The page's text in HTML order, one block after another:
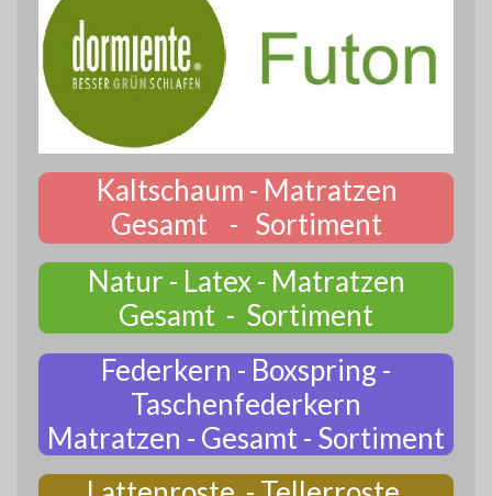
Kaltschaum - Matratzen
Gesamt - Sortiment
Natur - Latex - Matratzen
Gesamt - Sortiment
Federkern - Boxspring -
Taschenfederkern
Matratzen - Gesamt - Sortiment